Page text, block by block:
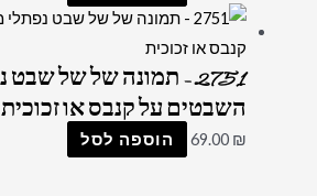
השבטים על קנבס או זכוכית
69.00 ₪ הוספה לסל